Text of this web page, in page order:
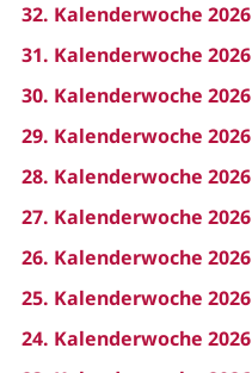
32. Kalenderwoche 2026
31. Kalenderwoche 2026
30. Kalenderwoche 2026
29. Kalenderwoche 2026
28. Kalenderwoche 2026
27. Kalenderwoche 2026
26. Kalenderwoche 2026
25. Kalenderwoche 2026
24. Kalenderwoche 2026